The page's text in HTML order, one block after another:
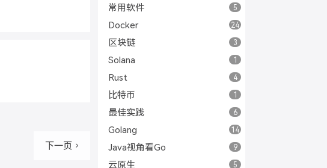
下一页
常用软件 5
Docker 24
区块链 3
Solana 1
Rust 4
比特币 1
最佳实践 6
Golang 14
Java视角看Go 9
云原生 5